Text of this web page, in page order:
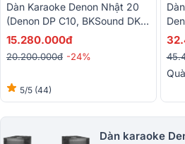
Dàn Karaoke Denon Nhật 20
(Denon DP C10, BKSound DKA
5500)
15.280.000đ
20.200.000đ -24%
5/5 (44)
Quà
Dàn karaoke